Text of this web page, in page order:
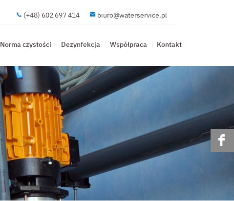
(+48) 602 697 414 biuro@waterservice.pl
Norma czystości Dezynfekcja Współpraca Kontakt